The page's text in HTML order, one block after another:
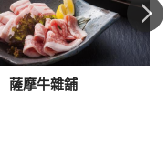
摩牛雜舖